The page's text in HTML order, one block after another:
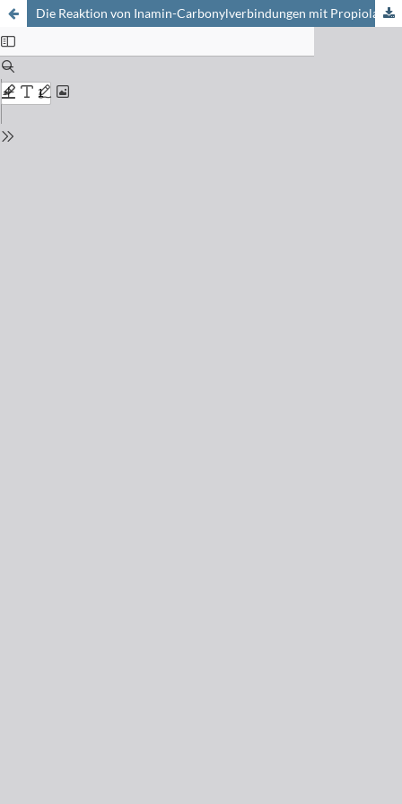
Die Reaktion von Inamin-Carbonylverbindungen mit Propiolaldehyd und Acetaldehyd